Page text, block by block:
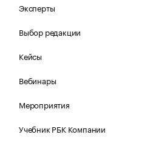
Эксперты
Выбор редакции
Кейсы
Вебинары
Мероприятия
Учебник РБК Компании